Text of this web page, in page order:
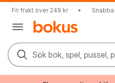
Fri frakt över 249 kr •
Sök bok, spel, pussel,